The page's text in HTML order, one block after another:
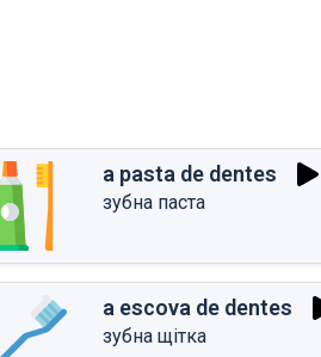
a pasta de dentes
зубна паста
a escova de dentes
зубна щітка